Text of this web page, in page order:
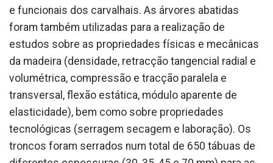
e funcionais dos carvalhais. As árvores abatidas
foram também utilizadas para a realização de
estudos sobre as propriedades físicas e mecânicas
da madeira (densidade, retracção tangencial radial e
volumétrica, compressão e tracção paralela e
transversal, flexão estática, módulo aparente de
elasticidade), bem como sobre propriedades
tecnológicas (serragem secagem e laboração). Os
troncos foram serrados num total de 650 tábuas de